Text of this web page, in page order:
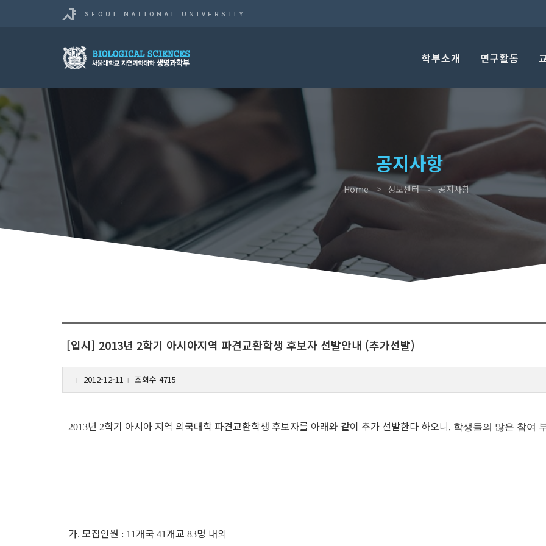
학부소개 연구활동
공지사항
Home 정보센터 공지사항
[입시] 2013년 2학기 아시아지역 파견교환학생 후보자 선발안내 (추가선발)
l 2012-12-11 l 조회수 4715
2013년 2학기 아시아 지역 외국대학 파견교환학생 후보자를 아래와 같이 추가 선발한다 하오니, 학생들의 많은 참여
가. 모집인원 : 11개국 41개교 83명 내외